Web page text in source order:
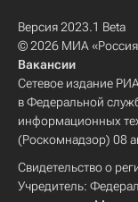
Версия 2023.1 Beta
© 2026 МИА «Россия
Вакансии
Сетевое издание
в Федеральной
информационных
(Роскомнадзор) 08
Свидетельство о
Учредитель: